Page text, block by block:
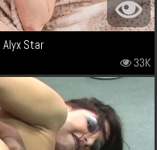
Alyx Star
33K